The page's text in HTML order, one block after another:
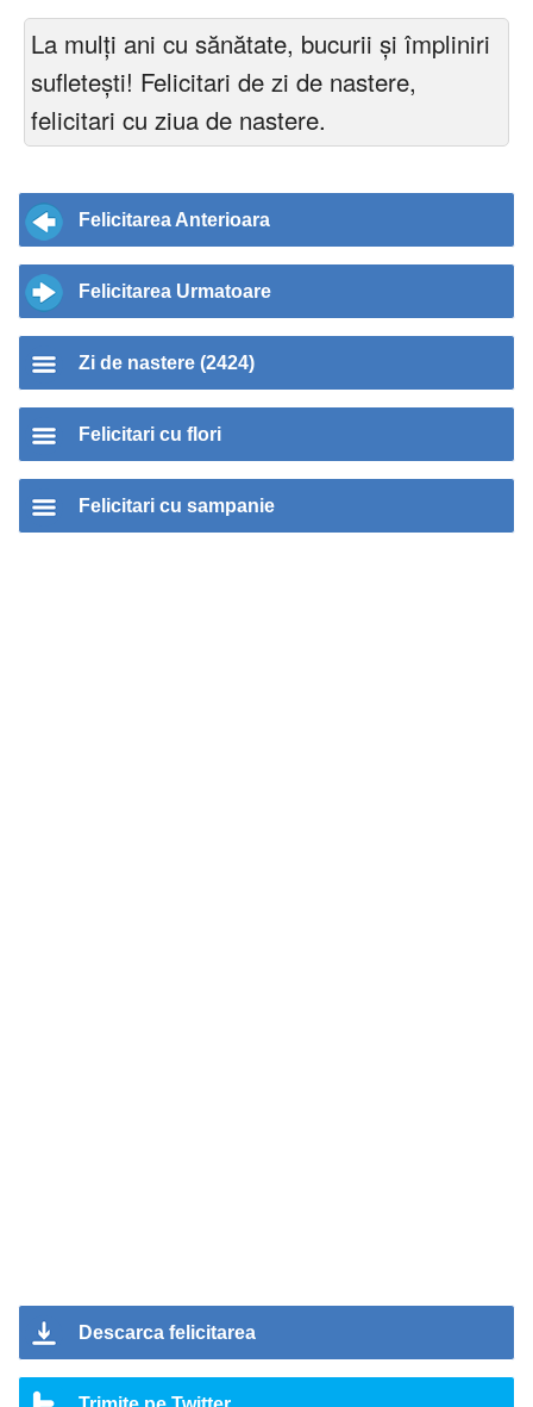
La mulți ani cu sănătate, bucurii și împliniri
sufletești! Felicitari de zi de nastere,
felicitari cu ziua de nastere.
Felicitarea Anterioara
Felicitarea Urmatoare
Zi de nastere (2424)
Felicitari cu flori
Felicitari cu sampanie
Descarca felicitarea